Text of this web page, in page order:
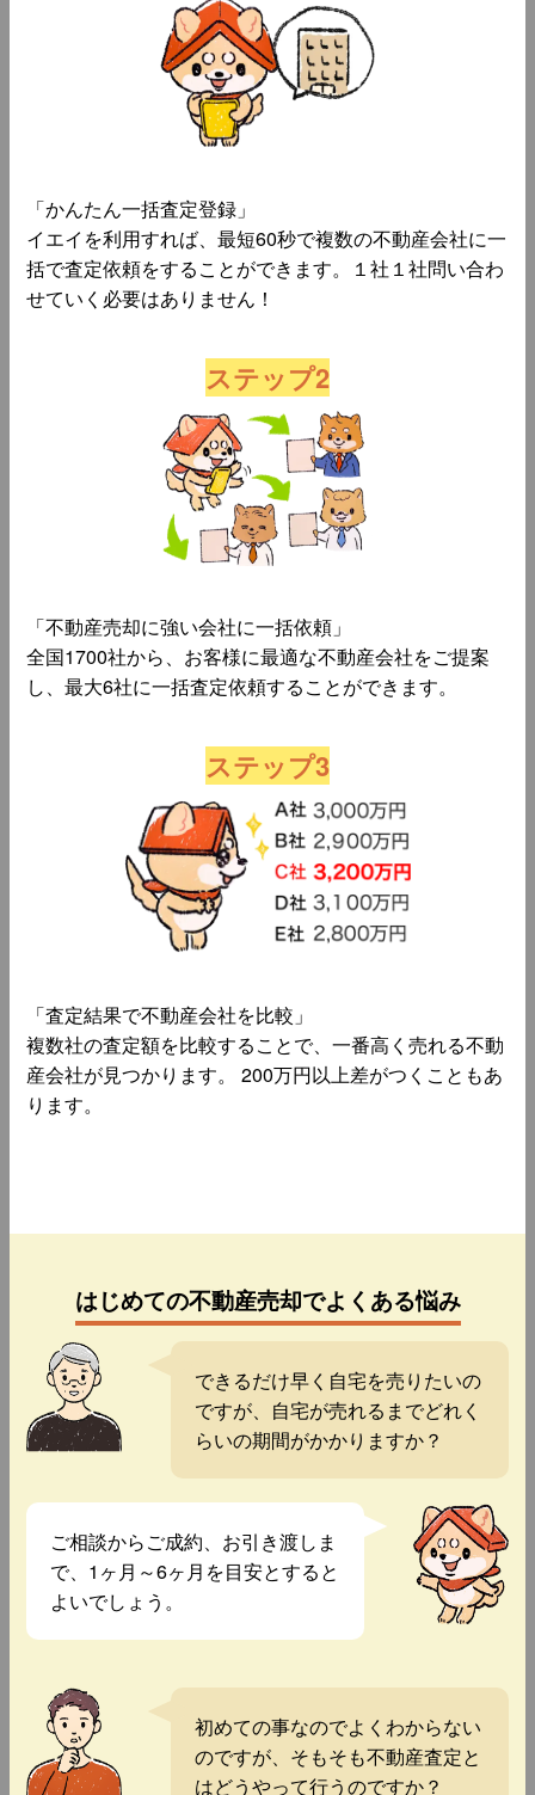
「かんたん一括査定登録」
イエイを利用すれば、最短60秒で複数の不動産会社に一
括で査定依頼をすることができます。１社１社問い合わ
せていく必要はありません！
ステップ2
「不動産売却に強い会社に一括依頼」
全国1700社から、お客様に最適な不動産会社をご提案
し、最大6社に一括査定依頼することができます。
ステップ3
「査定結果で不動産会社を比較」
複数社の査定額を比較することで、一番高く売れる不動
産会社が見つかります。 200万円以上差がつくこともあ
ります。
はじめての不動産売却でよくある悩み
できるだけ早く自宅を売りたいの
ですが、自宅が売れるまでどれく
らいの期間がかかりますか？
ご相談からご成約、お引き渡しま
で、1ヶ月～6ヶ月を目安とすると
よいでしょう。
初めての事なのでよくわからない
のですが、そもそも不動産査定と
はどうやって行うのですか？